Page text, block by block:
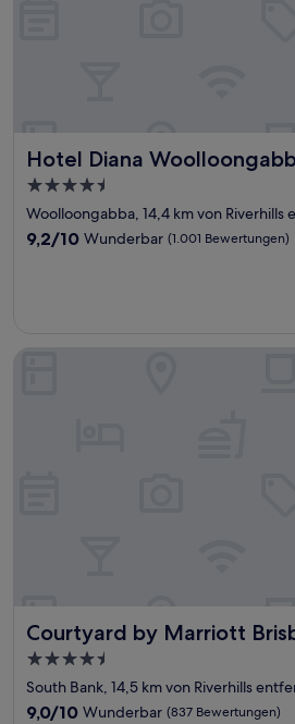
Hotel Diana
Hotel Diana Woolloongabba
4.5-
Sterne-
Unterkunft
Woolloongabba, 14,4 km von Riverhills
9.2
9,2/10 Wunderbar (1.001 Bewertungen)
Courtyard by Marriott
Courtyard by Marriott Brisbane
4.5-
Sterne-
Unterkunft
South Bank, 14,5 km von Riverhills
9.0
9,0/10 Wunderbar (837 Bewertungen)
Courtyard by Marriott Brisbane